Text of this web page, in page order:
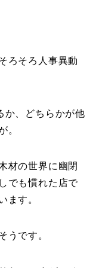
ろそろ人事異動
か、どちらかが他
。
材の世界に幽閉
でも慣れた店で
ます。
うです。